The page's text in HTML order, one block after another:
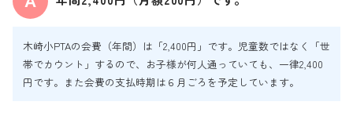
木崎小PTAの会費（年間）は「2,400円」です。児童数ではなく「世
帯でカウント」するので、お子様が何人通っていても、一律2,400
円です。また会費の支払時期は６月ごろを予定しています。